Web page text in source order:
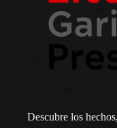
Descubre los